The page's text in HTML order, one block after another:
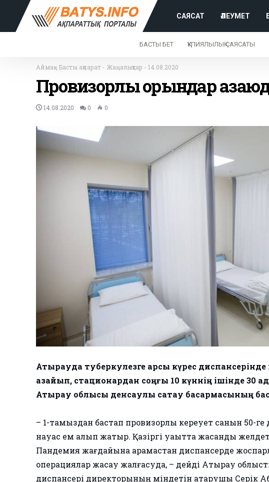
САЯСАТ ӘЛЕУМЕТ
БАСТЫ БЕТ ҚҰПИЯЛЫЛЫҚ САЯСАТЫ
Аймақ- Басты ақпарат - Жаңалықтар - 14.08.2020
Провизорлық орындар
14.08.2020 0 0
Атырауда туберкулезге қарсы күрес
азайып, стационардан ​соңғы 10 күннің ішінде 30
Атырау облысы денсаулық сақтау басқармасының
– 1-тамыздан бастап провизорлық кереует санын 50-ге
науқас ем алып жатыр. Қазіргі уақытта жасанды
Пандемия жағдайына қарамастан диспансерде
операциялар жасау жалғасуда, – дейді Атырау
диспансері директорының міндетін атқарушы Серік